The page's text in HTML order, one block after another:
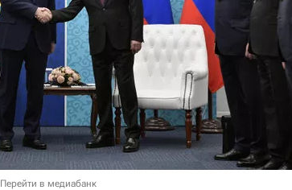
Перейти в медиабанк